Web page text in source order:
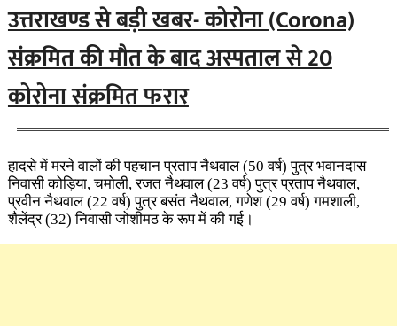
उत्तराखण्ड से बड़ी खबर- कोरोना (Corona)
संक्रमित की मौत के बाद अस्पताल से 20
कोरोना संक्रमित फरार
हादसे में मरने वालों की पहचान प्रताप नैथवाल (50 वर्ष) पुत्र भवानदास
निवासी कोड़िया, चमोली, रजत नैथवाल (23 वर्ष) पुत्र प्रताप नैथवाल,
प्रवीन नैथवाल (22 वर्ष) पुत्र बसंत नैथवाल, गणेश (29 वर्ष) गमशाली,
शैलेंद्र (32) निवासी जोशीमठ के रूप में की गई।